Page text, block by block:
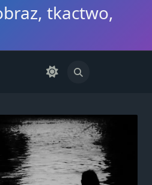
tkactwo,